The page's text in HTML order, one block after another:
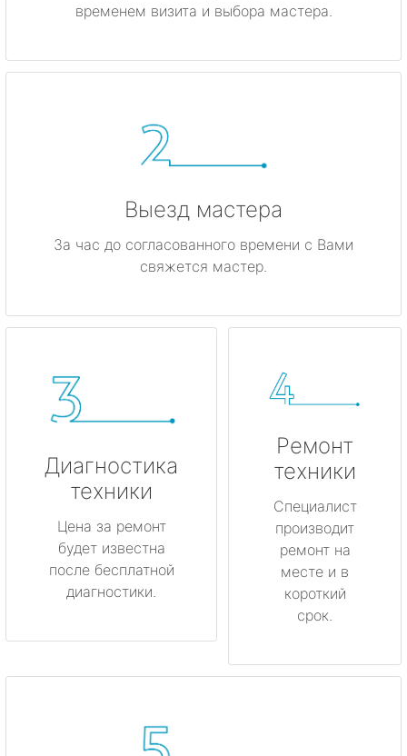
временем визита и выбора мастера.
Выезд мастера
За час до согласованного времени с Вами
свяжется мастер.
Диагностика
техники
Цена за ремонт
будет известна
после бесплатной
диагностики.
Ремонт
техники
Специалист
производит
ремонт на
месте и в
короткий
срок.